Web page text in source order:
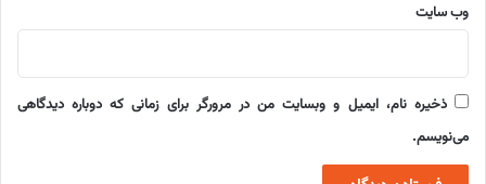
وب‌ سایت
ذخیره نام، ایمیل و وبسایت من در مرورگر برای زمانی که دوباره دیدگاهی
می‌نویسم.